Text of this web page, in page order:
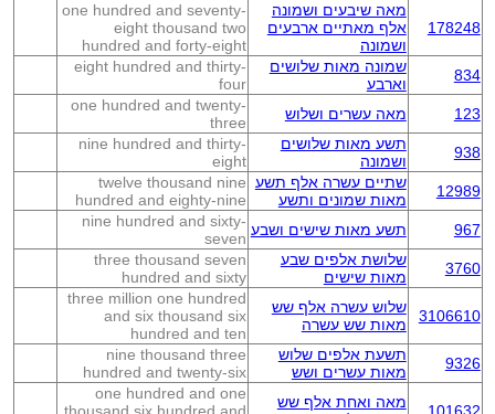
178248
מאה שיבעים ושמונה
אלף מאתיים ארבעים
ושמונה
one hundred and seventy-
eight thousand two
hundred and forty-eight
834
שמונה מאות שלושים
וארבע
eight hundred and thirty-
four
123
מאה עשרים ושלוש
one hundred and twenty-
three
938
תשע מאות שלושים
ושמונה
nine hundred and thirty-
eight
12989
שתיים עשרה אלף תשע
מאות שמונים ותשע
twelve thousand nine
hundred and eighty-nine
967
תשע מאות שישים ושבע nine hundred and sixty-
seven
3760
שלושת אלפים שבע
מאות שישים
three thousand seven
hundred and sixty
3106610
שלוש עשרה אלף שש
מאות שש עשרה
three million one hundred
and six thousand six
hundred and ten
9326
תשעת אלפים שלוש
מאות עשרים ושש
nine thousand three
hundred and twenty-six
מאה ואחת אלף שש
one hundred and one